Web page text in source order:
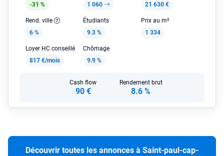
-31 %
1 060
21 630 €
Rend. ville
6 %
Étudiants
9.3 %
Prix au m²
1 334
Loyer HC conseillé
817 €/mois
Chômage
9.9 %
Cash flow
90 €
Rendement brut
8.6 %
Découvrir toutes les annonces à Saint-paul-cap-